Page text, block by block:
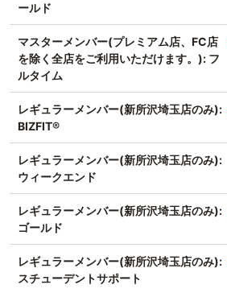
ールド
マスターメンバー(プレミアム店、FC店
を除く全店をご利用いただけます。): フ
ルタイム
レギュラーメンバー(新所沢埼玉店のみ):
BIZFIT®
レギュラーメンバー(新所沢埼玉店のみ):
ウィークエンド
レギュラーメンバー(新所沢埼玉店のみ):
ゴールド
レギュラーメンバー(新所沢埼玉店のみ):
スチューデントサポート